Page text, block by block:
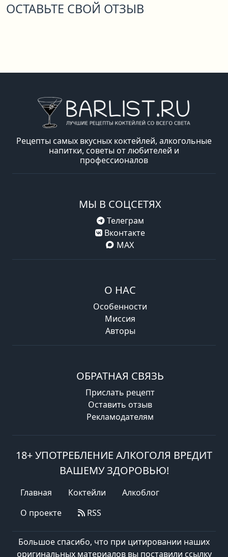
ОСТАВЬТЕ СВОЙ ОТЗЫВ
Рецепты самых вкусных коктейлей, алкогольные
напитки, советы от любителей и
профессионалов
МЫ В СОЦСЕТЯХ
Телеграм
Вконтакте
MAX
О НАС
Особенности
Миссия
Авторы
ОБРАТНАЯ СВЯЗЬ
Прислать рецепт
Оставить отзыв
Рекламодателям
18+ УПОТРЕБЛЕНИЕ АЛКОГОЛЯ ВРЕДИТ
ВАШЕМУ ЗДОРОВЬЮ!
Главная Коктейли
Алкоблог
О проекте
RSS
Большое спасибо, что при цитировании наших
оригинальных материалов вы поставили ссылку